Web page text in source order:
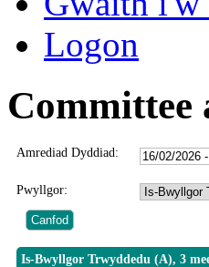
Logon
Committee
Amrediad Dyddiad:
Pwyllgor:
Is-Bwyllgor Trwyddedu (A), 3